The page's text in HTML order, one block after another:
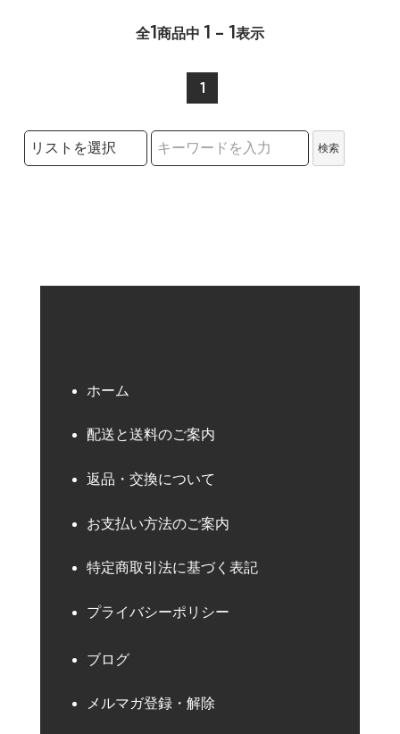
全1商品中 1 - 1表示
1
検索リストの選択
検索
ホーム
配送と送料のご案内
返品・交換について
お支払い方法のご案内
特定商取引法に基づく表記
プライバシーポリシー
ブログ
メルマガ登録・解除